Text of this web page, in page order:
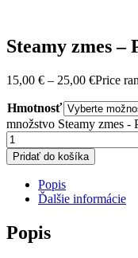
Steamy zmes –
15,00 € – 25,00 €Price
Hmotnosť
množstvo Steamy zmes -
Pridať do košíka
Popis
Ďalšie informácie
Popis